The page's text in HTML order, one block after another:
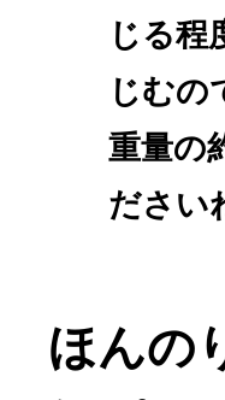
じる程
じむの
重量の
ださい
ほんの